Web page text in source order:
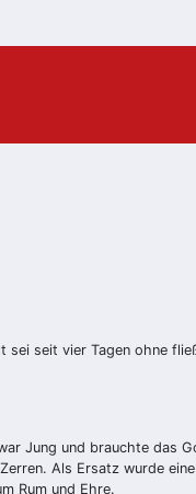
seit vier Tagen ohne
Jung und brauchte das
Als Ersatz wurde
Rum und Ehre.